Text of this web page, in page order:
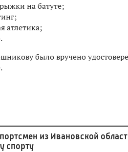
на батуте;
атлетика;
было вручено
из Ивановской
спорту